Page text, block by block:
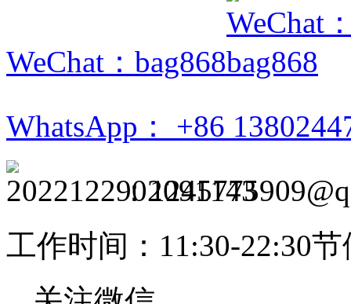
WeChat：bag868
WhatsApp： +86
：
工作时间：11:30-22:30